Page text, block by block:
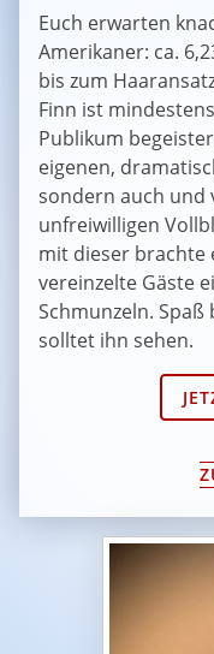
Euch erwarten
Amerikaner: ca.
bis zum
Finn ist
Publikum
eigenen,
sondern auch und
unfreiwilligen
mit dieser brachte
vereinzelte Gäste
Schmunzeln. Spaß
solltet ihn sehen.